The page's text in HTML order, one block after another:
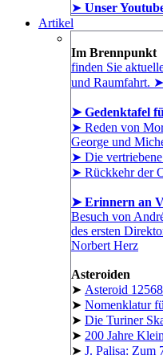
➤ Unser
Artikel
Im Brennpunkt
finden Sie
und Raumfahrt.
➤ Gedenktafel
➤ Reden von
George und
➤ Die
➤ Rückkehr der
➤ Erinnern an
Besuch von
des ersten
Norbert Herz
Asteroiden
➤ Asteroid
➤ Nomenklatur
➤ Die Turiner
➤ 200 Jahre
➤ J. Palisa: Zum